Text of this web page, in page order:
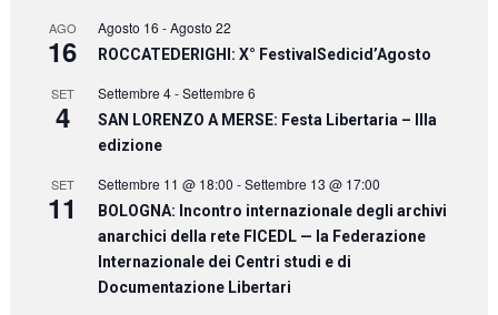
AGO
16
Agosto 16 -Agosto 22
ROCCATEDERIGHI: X° FestivalSedicid’Agosto
SET
4
Settembre 4-Settembre 6
SAN LORENZO A MERSE: Festa Libertaria – IIIa
edizione
SET
11
Settembre 11 @ 18:00 -Settembre 13 @ 17:00
BOLOGNA: Incontro internazionale degli archivi
anarchici della rete FICEDL — la Federazione
Internazionale dei Centri studi e di
Documentazione Libertari